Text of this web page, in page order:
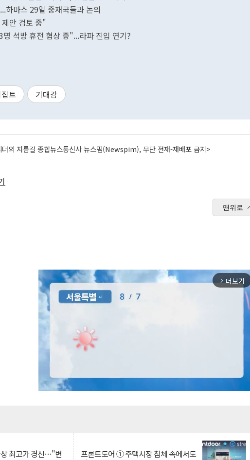
하마스 29일 중재국들과 논의
안 검토 중"
석방 휴전 협상 중"...라파 진입 연기?
트 기대감
의 지름길 종합뉴스통신사 뉴스핌(Newspim), 무단 전재-재배포 금지>
맨위로
arrow_forward_ios 더보기
최고가 경신…"변 프론트도어 ① 주택시장 침체 속에서도